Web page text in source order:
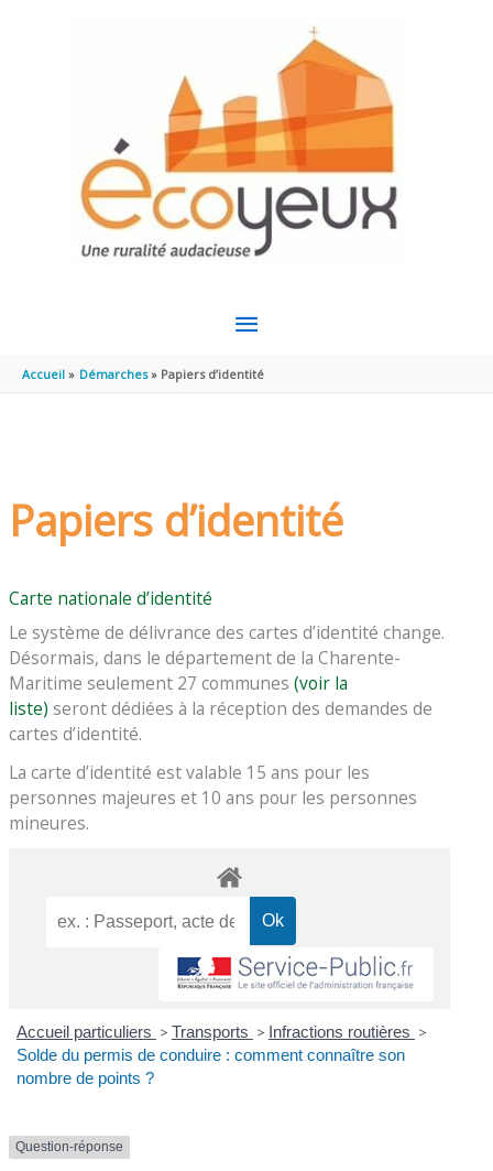
MENU
PRINCIPAL
Accueil Démarches Papiers d’identité
Papiers d’identité
Carte nationale d’identité
Le système de délivrance des cartes d’identité change.
Désormais, dans le département de la Charente-
Maritime seulement 27 communes(voir la
liste) seront dédiées à la réception des demandes de
cartes d’identité.
La carte d’identité est valable 15 ans pour les
personnes majeures et 10 ans pour les personnes
mineures.
Accueil particuliers > Transports > Infractions routières >
Solde du permis de conduire : comment connaître son
nombre de points ?
Question-réponse